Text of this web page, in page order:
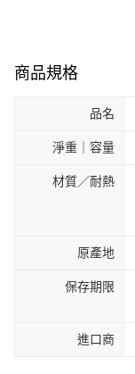
商品規格
品名
淨重｜容量
材質／耐熱
原產地
保存期限
進口商